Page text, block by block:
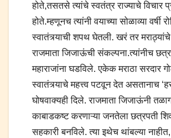
होते,तसतसे त्यांचे स्वतंत्र राज्याचे विचार
होते.म्हणूनच त्यांनी वयाच्या सोळाव्या वर्षी
स्वातंत्र्याची शपथ घेतली. खरं तर मराठ्यांचे
राजमाता जिजाऊंची संकल्पना.त्यांनीच
महाराजांना घडविले. एकेक मराठा सरदार
स्वातंत्र्याचे महत्त्व पटवून देत असतानाच
घोषवाक्यही दिले. राजमाता जिजाऊंनी
काबाडकष्ट करणाऱ्या जनतेला छत्रपती
सहकारी बनविले. त्या इथेच थांबल्या